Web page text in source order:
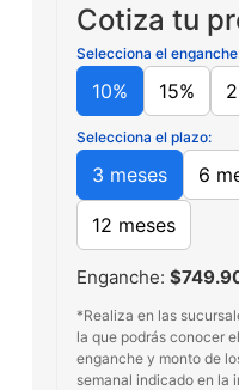
Cotiza tu
Selecciona el
10% 15%
Selecciona el plazo:
3 meses 6
12 meses
Enganche:
*Realiza en las
la que podrás conocer
enganche y monto de
semanal indicado en la